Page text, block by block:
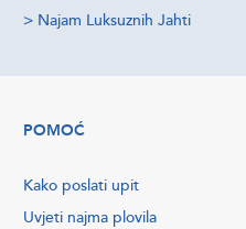
> Najam Luksuznih Jahti
POMOĆ
Kako poslati upit
Uvjeti najma plovila